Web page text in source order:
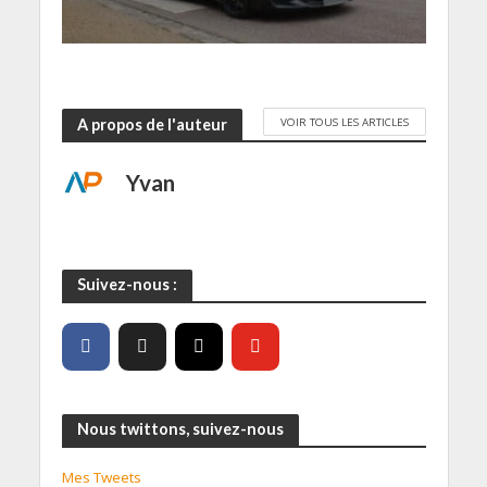
A propos de l'auteur VOIR TOUS LES ARTICLES
Yvan
Suivez-nous :
Nous twittons, suivez-nous
Mes Tweets